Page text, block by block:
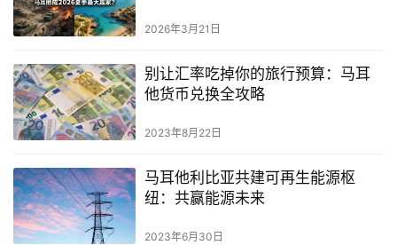
生
指
南
马
耳
他
移
民
2026年3月21日
别让汇率吃掉你的旅行预算：马耳
他货币兑换全攻略
2023年8月22日
马耳他利比亚共建可再生能源枢
纽：共赢能源未来
2023年6月30日